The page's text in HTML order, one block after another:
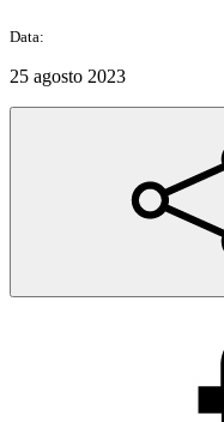
Data:
25 agosto 2023